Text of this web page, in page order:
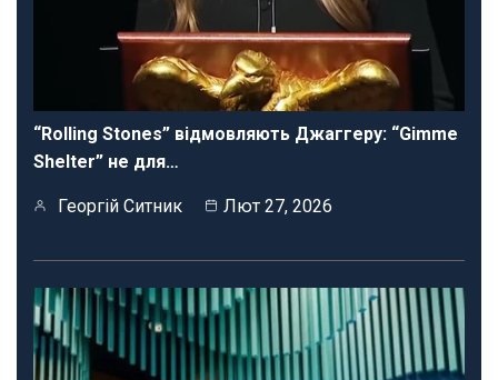
“Rolling Stones” відмовляють Джаггеру: “Gimme
Shelter” не для…
Георгій Ситник Лют 27, 2026